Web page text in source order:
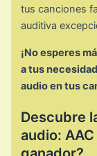
tus canciones
auditiva
¡No esperes
a tus
audio en tus
Descubre
audio: AAC